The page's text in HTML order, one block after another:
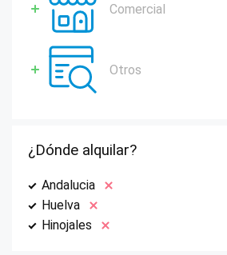
Comercial
Otros
¿Dónde alquilar?
Andalucia
Huelva
Hinojales